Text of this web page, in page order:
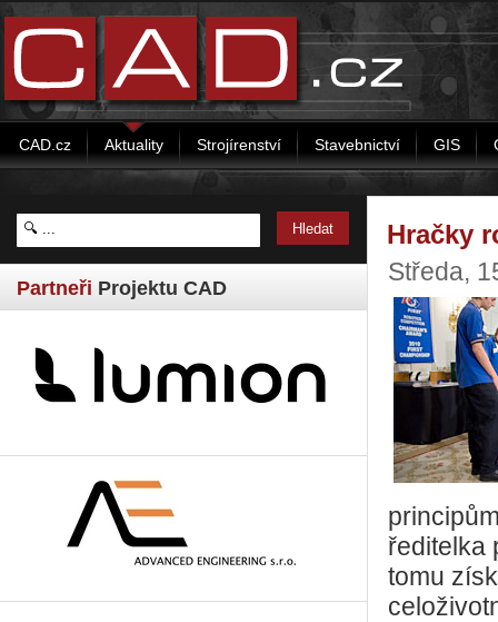
CAD.cz Aktuality Strojírenství Stavebnictví GIS
Partneři Projektu CAD
Hračky
Středa,
ředitelka
tomu